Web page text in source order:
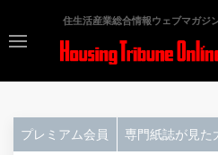
住生活産業総合情報ウェブマガジ
プレミアム会員 専門紙誌が見た